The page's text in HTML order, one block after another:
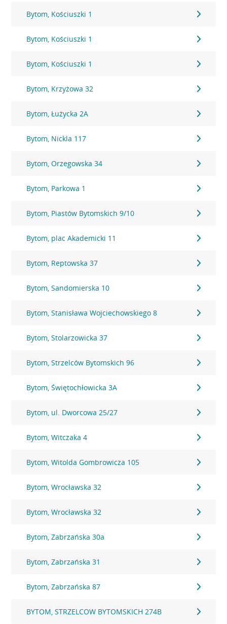
Bytom, Kościuszki 1
Bytom, Kościuszki 1
Bytom, Kościuszki 1
Bytom, Krzyżowa 32
Bytom, Łużycka 2A
Bytom, Nickla 117
Bytom, Orzegowska 34
Bytom, Parkowa 1
Bytom, Piastów Bytomskich 9/10
Bytom, plac Akademicki 11
Bytom, Reptowska 37
Bytom, Sandomierska 10
Bytom, Stanisława Wojciechowskiego 8
Bytom, Stolarzowicka 37
Bytom, Strzelców Bytomskich 96
Bytom, Świętochłowicka 3A
Bytom, ul. Dworcowa 25/27
Bytom, Witczaka 4
Bytom, Witolda Gombrowicza 105
Bytom, Wrocławska 32
Bytom, Wrocławska 32
Bytom, Zabrzańska 30a
Bytom, Zabrzańska 31
Bytom, Zabrzańska 87
BYTOM, STRZELCOW BYTOMSKICH 274B